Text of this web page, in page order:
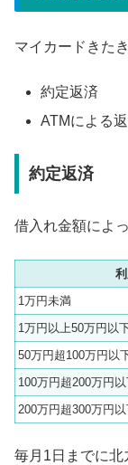
マイカードきた
約定返済
ATMによる
約定返済
借入れ金額によ
1万円未満
1万円以上50万円以
50万円超100万円以
100万円超200万円
200万円超300万円
毎月1日までに北